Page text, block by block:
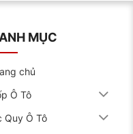
MỤC
chủ
Ô Tô
Quy Ô Tô